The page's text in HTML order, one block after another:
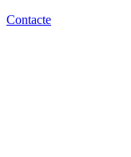
Contacte